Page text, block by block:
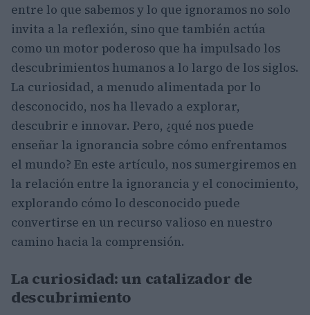
entre lo que sabemos y lo que ignoramos no solo
invita a la reflexión, sino que también actúa
como un motor poderoso que ha impulsado los
descubrimientos humanos a lo largo de los siglos.
La curiosidad, a menudo alimentada por lo
desconocido, nos ha llevado a explorar,
descubrir e innovar. Pero, ¿qué nos puede
enseñar la ignorancia sobre cómo enfrentamos
el mundo? En este artículo, nos sumergiremos en
la relación entre la ignorancia y el conocimiento,
explorando cómo lo desconocido puede
convertirse en un recurso valioso en nuestro
camino hacia la comprensión.
La curiosidad: un catalizador de
descubrimiento